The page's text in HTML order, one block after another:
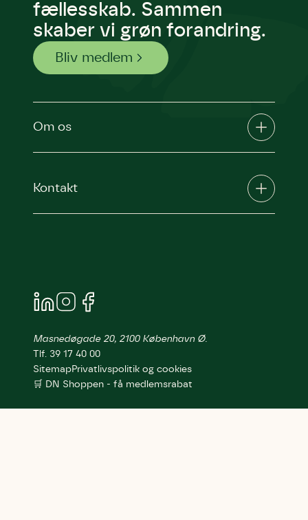
fællesskab. Sammen
skaber vi grøn forandring.
Bliv medlem
Om os
Kontakt
Masnedøgade 20, 2100 København Ø.
Tlf. 39 17 40 00
SitemapPrivatlivspolitik og cookies
🛒 DN Shoppen - få medlemsrabat